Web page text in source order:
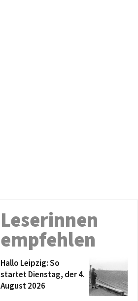
Leserinnen
empfehlen
Hallo Leipzig: So
startet Dienstag, der 4.
August 2026